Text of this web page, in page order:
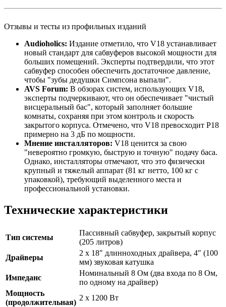
Отзывы и тесты из профильных изданий
Audioholics: Издание отметило, что V18 устанавливает
новый стандарт для сабвуферов высокой мощности для
больших помещений. Эксперты подтвердили, что этот
сабвуфер способен обеспечить достаточное давление,
чтобы "зубы дедушки Симпсона выпали".
AVS Forum: В обзорах систем, использующих V18,
эксперты подчеркивают, что он обеспечивает "чистый
висцеральный бас", который заполняет большие
комнаты, сохраняя при этом контроль и скорость
закрытого корпуса. Отмечено, что V18 превосходит P18
примерно на 3 дБ по мощности.
Мнение инсталляторов: V18 ценится за свою
"невероятно громкую, быструю и точную" подачу баса.
Однако, инсталляторы отмечают, что это физически
крупный и тяжелый аппарат (81 кг нетто, 100 кг с
упаковкой), требующий выделенного места и
профессиональной установки.
Технические характеристики
Тип системы
Пассивный сабвуфер, закрытый корпус
(205 литров)
Драйверы
2 x 18″ длинноходных драйвера, 4″ (100
мм) звуковая катушка
Импеданс
Номинальный 8 Ом (два входа по 8 Ом,
по одному на драйвер)
Мощность
(продолжительная)
2 x 1200 Вт